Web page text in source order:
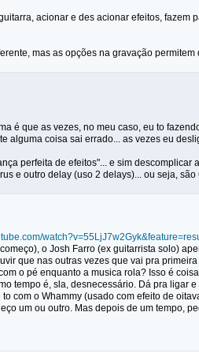
acionar e des acionar efeitos, fazem
mas as opções na gravação
é que as vezes, no meu caso, eu to
alguma coisa sai errado... as vezes eu
perfeita de efeitos"... e sim
e outro delay (uso 2 delays)... ou seja,
o Josh Farro (ex guitarrista solo)
que nas outras vezes que vai pra
o pé enquanto a musica rola? Isso é
tempo é, sla, desnecessário. Dá pra ligar
com o Whammy (usado com efeito de
um ou outro. Mas depois de um tempo,